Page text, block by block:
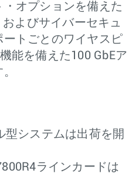
・オプションを備えた
よびサイバーセキュ
ートごとのワイヤスピ
能を備えた100 GbEア
型システムは出荷を開
ラインカードは